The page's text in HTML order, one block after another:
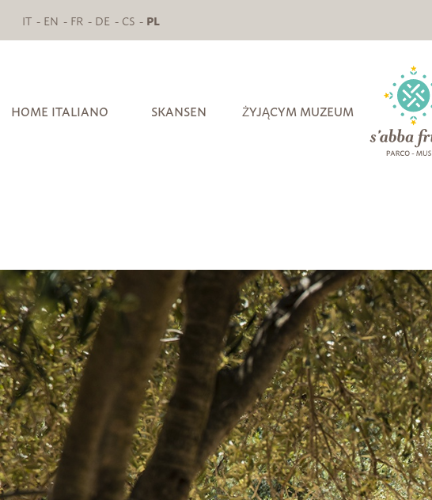
IT EN FR DE CS PL
HOME ITALIANO SKANSEN ŻYJĄCYM MUZEUM